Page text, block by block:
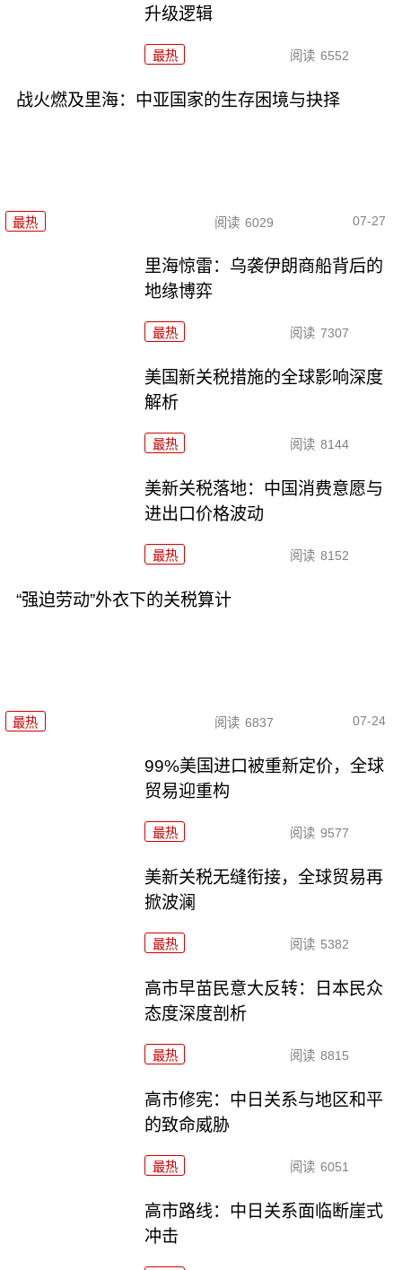
升级逻辑
最热 阅读 6552
战火燃及里海：中亚国家的生存困境与抉择
最热 阅读 6029 07-27
里海惊雷：乌袭伊朗商船背后的
地缘博弈
最热 阅读 7307
美国新关税措施的全球影响深度
解析
最热 阅读 8144
美新关税落地：中国消费意愿与
进出口价格波动
最热 阅读 8152
“强迫劳动”外衣下的关税算计
最热 阅读 6837 07-24
99%美国进口被重新定价，全球
贸易迎重构
最热 阅读 9577
美新关税无缝衔接，全球贸易再
掀波澜
最热 阅读 5382
高市早苗民意大反转：日本民众
态度深度剖析
最热 阅读 8815
高市修宪：中日关系与地区和平
的致命威胁
最热 阅读 6051
高市路线：中日关系面临断崖式
冲击